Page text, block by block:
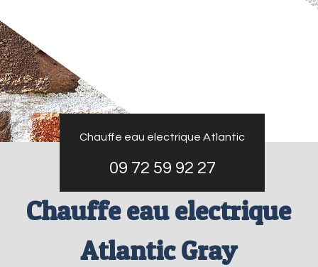
Chauffe eau electrique Atlantic
09 72 59 92 27
Chauffe eau electrique
Atlantic Gray